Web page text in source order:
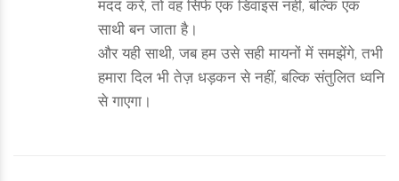
मदद करे, तो वह सिर्फ एक डिवाइस नहीं, बल्कि एक
साथी बन जाता है।
और यही साथी, जब हम उसे सही मायनों में समझेंगे, तभी
हमारा दिल भी तेज़ धड़कन से नहीं, बल्कि संतुलित ध्वनि
से गाएगा।